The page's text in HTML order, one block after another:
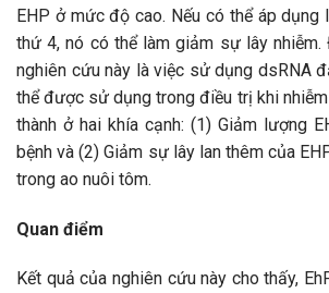
EHP ở mức độ cao. Nếu có thể áp dụng
thứ 4, nó có thể làm giảm sự lây nhiễm.
nghiên cứu này là việc sử dụng dsRNA
thể được sử dụng trong điều trị khi
thành ở hai khía cạnh: (1) Giảm lượng
bệnh và (2) Giảm sự lây lan thêm của
trong ao nuôi tôm.
Quan điểm
Kết quả của nghiên cứu này cho thấy,